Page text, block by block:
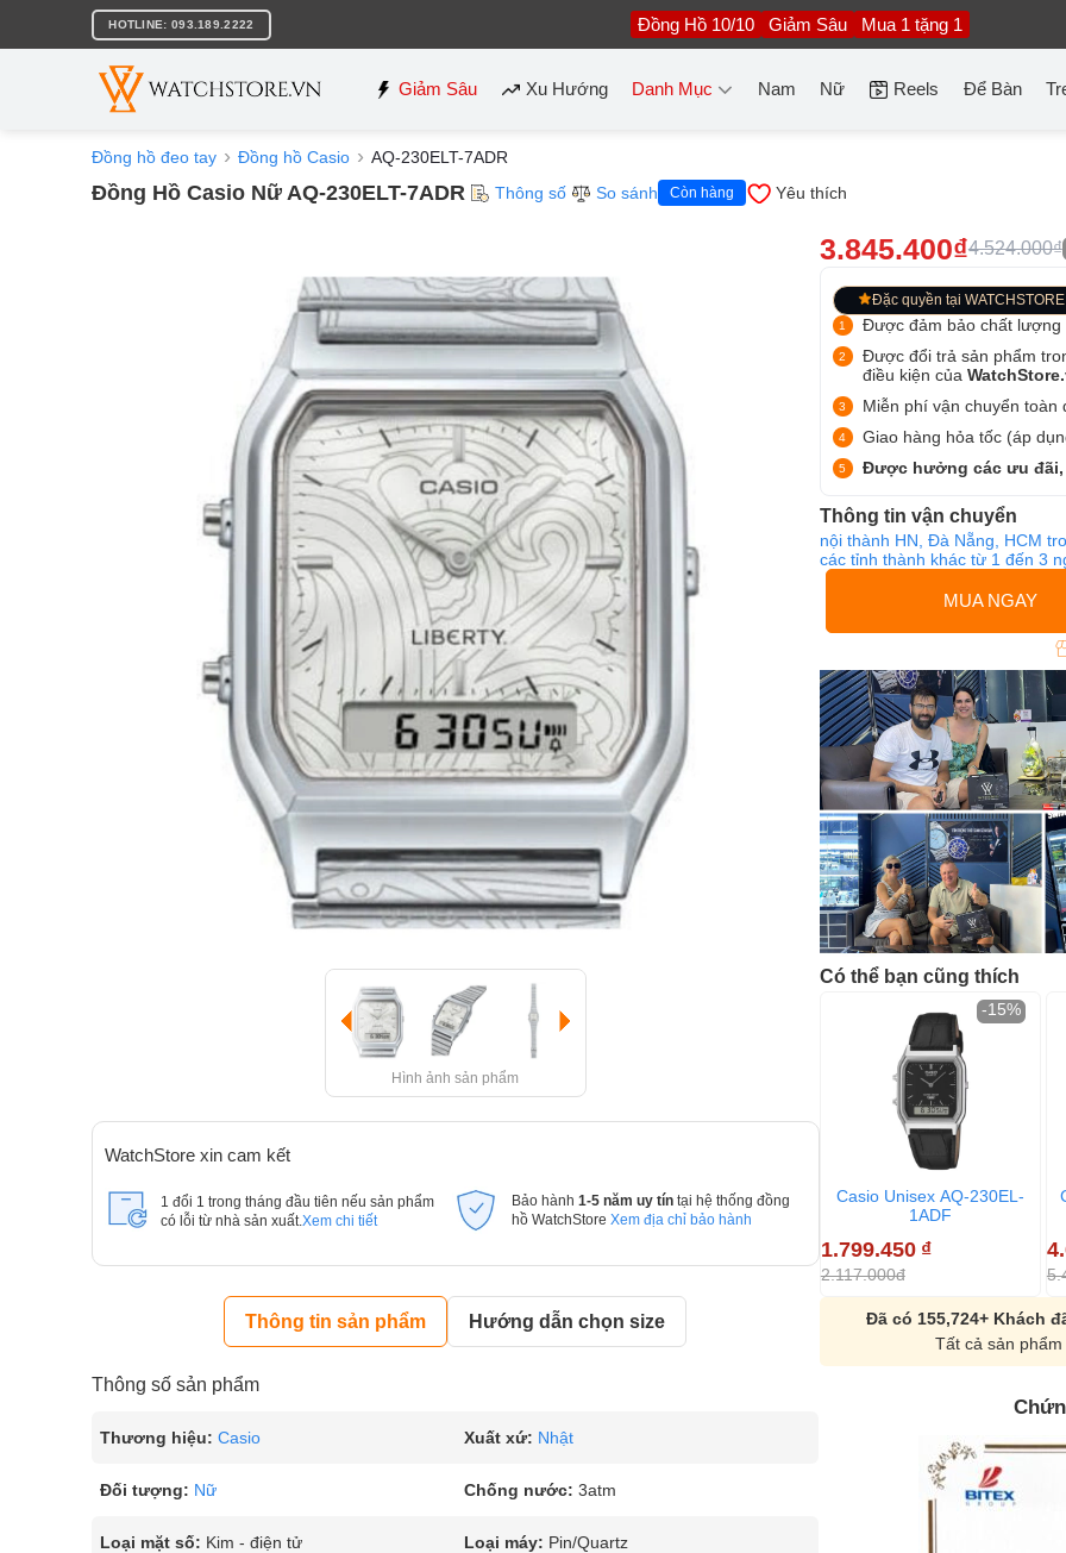
nội
HOTLINE: 093.189.2222 Đồng Hồ 10/10 Giảm Sâu Mua 1 tặng 1
Giảm Sâu Xu Hướng Danh Mục Nam Nữ Reels Để Bàn
Đồng hồ đeo tay Đồng hồ Casio AQ-230ELT-7ADR
Đồng Hồ Casio Nữ AQ-230ELT-7ADR Thông số So sánh Còn hàng Yêu thích
Hình ảnh sản phẩm
WatchStore xin cam kết
1 đổi 1 trong tháng đầu tiên nếu sản phẩm
có lỗi từ nhà sản xuất. Xem chi tiết
Bảo hành 1-5 năm uy tín tại hệ thống đồng
hồ WatchStore Xem địa chỉ bảo hành
Thông tin sản phẩm Hướng dẫn chọn size
Thông số sản phẩm
Thương hiệu: Casio Xuất xứ: Nhật
Đối tượng: Nữ Chống nước: 3atm
Loại mặt số: Kim - điện tử Loại máy: Pin/Quartz
3.845.400₫4.524.000₫
Đặc quyền tại WATCHSTORE
Được đảm bảo chất
Được đổi trả sản phẩm
điều kiện của
Miễn phí vận chuyển toàn
Giao hàng hỏa tốc (áp
Được hưởng các ưu đãi,
Thông tin vận chuyển
nội thành HN, Đà Nẵng, HCM
các tỉnh thành khác từ 1 đến 3
MUA NGAY
Có thể bạn cũng thích
Casio Unisex AQ-230EL-
1ADF
1.799.450 ₫
2.117.000đ
-15%
Đã có 155,724+ Khách
Tất cả sản